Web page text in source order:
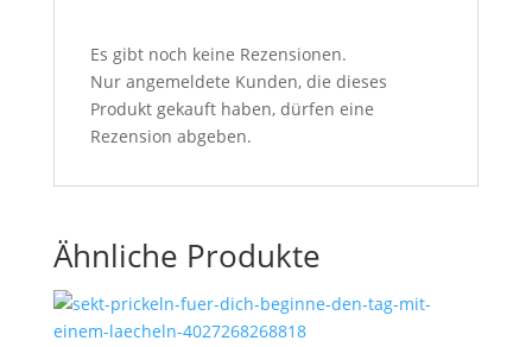
Es gibt noch keine Rezensionen.
Nur angemeldete Kunden, die dieses
Produkt gekauft haben, dürfen eine
Rezension abgeben.
Ähnliche Produkte